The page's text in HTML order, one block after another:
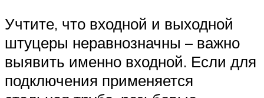
Учтите, что входной и выходной
штуцеры неравнозначны – важно
выявить именно входной. Если для
подключения применяется